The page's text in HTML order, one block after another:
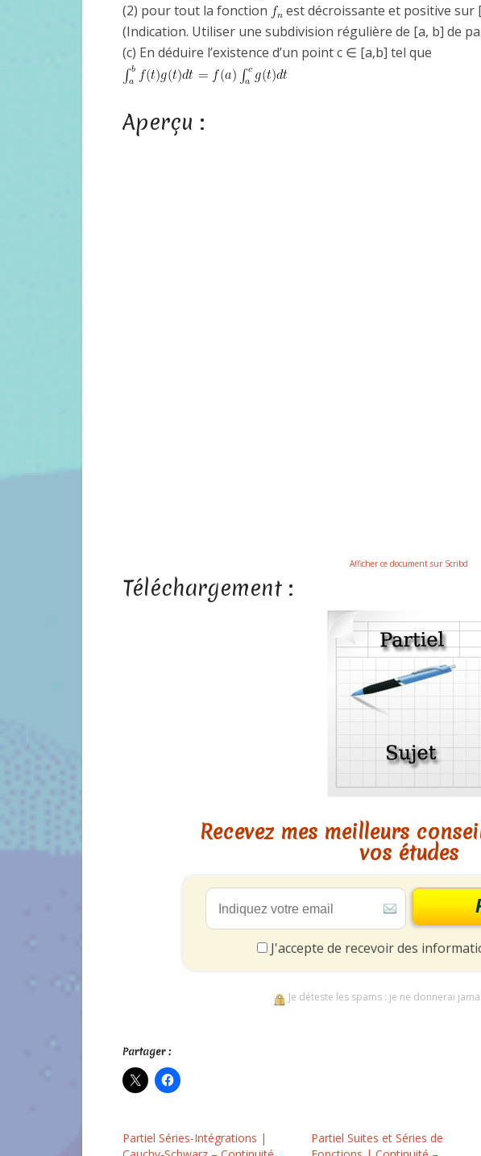
(2) pour tout la fonction
est décroissante et positive sur
(Indication. Utiliser une subdivision régulière de [a, b] de
(c) En déduire l’existence d’un point c ∈ [a,b] tel que
Aperçu :
Afficher ce document sur Scribd
Téléchargement :
Recevez mes meilleurs
vos études
J'accepte de recevoir des
Je déteste les spams : je ne donnerai
Partager :
Partiel Séries-Intégrations |
Partiel Suites et Séries de